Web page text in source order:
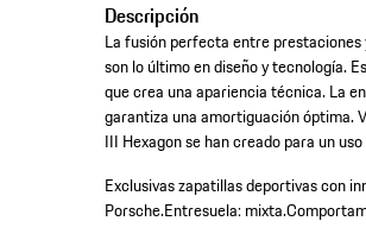
Descripción
La fusión perfecta entre
son lo último en diseño y tecnología.
que crea una apariencia técnica. La
garantiza una amortiguación óptima.
III Hexagon se han creado para un
Exclusivas zapatillas deportivas con
Porsche.Entresuela: mixta.